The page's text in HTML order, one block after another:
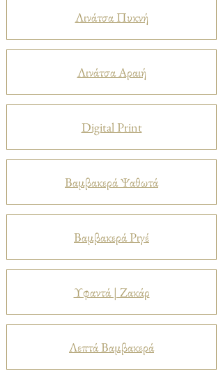
Λινάτσα Πυκνή
Λινάτσα Αραιή
Digital Print
Βαμβακερά Ψαθωτά
Βαμβακερά Ριγέ
Υφαντά | Ζακάρ
Λεπτά Βαμβακερά